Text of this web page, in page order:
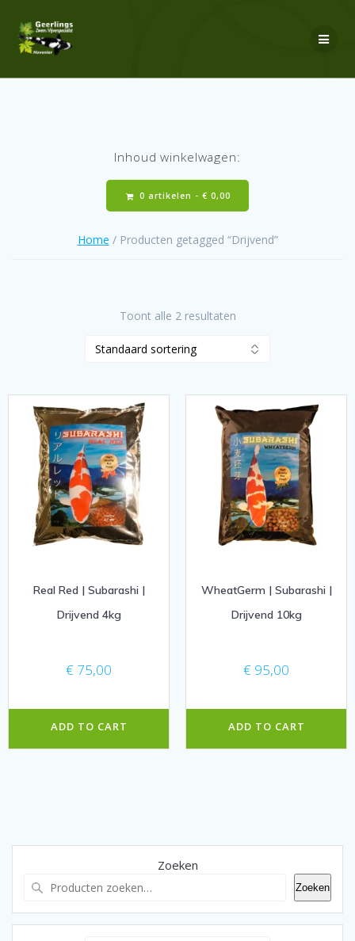
Inhoud winkelwagen:
0 artikelen - € 0,00
Home / Producten getagged “Drijvend”
Toont alle 2 resultaten
Real Red | Subarashi |
Drijvend 4kg
€ 75,00
ADD TO CART
WheatGerm | Subarashi |
Drijvend 10kg
€ 95,00
ADD TO CART
Zoeken
Zoeken